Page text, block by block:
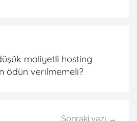
maliyetli hosting
ödün verilmemeli?
Sonraki yazı